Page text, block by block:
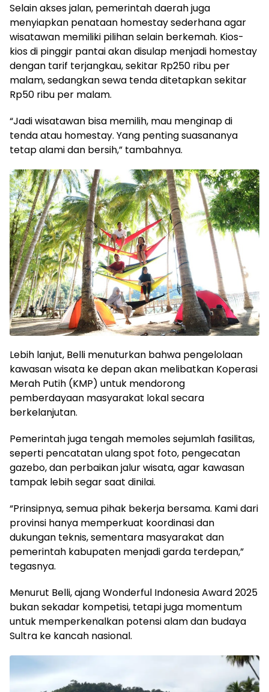
Selain akses jalan, pemerintah daerah juga
menyiapkan penataan homestay sederhana agar
wisatawan memiliki pilihan selain berkemah. Kios-
kios di pinggir pantai akan disulap menjadi homestay
dengan tarif terjangkau, sekitar Rp250 ribu per
malam, sedangkan sewa tenda ditetapkan sekitar
Rp50 ribu per malam.
“Jadi wisatawan bisa memilih, mau menginap di
tenda atau homestay. Yang penting suasananya
tetap alami dan bersih,” tambahnya.
Lebih lanjut, Belli menuturkan bahwa pengelolaan
kawasan wisata ke depan akan melibatkan Koperasi
Merah Putih (KMP) untuk mendorong
pemberdayaan masyarakat lokal secara
berkelanjutan.
Pemerintah juga tengah memoles sejumlah fasilitas,
seperti pencatatan ulang spot foto, pengecatan
gazebo, dan perbaikan jalur wisata, agar kawasan
tampak lebih segar saat dinilai.
“Prinsipnya, semua pihak bekerja bersama. Kami dari
provinsi hanya memperkuat koordinasi dan
dukungan teknis, sementara masyarakat dan
pemerintah kabupaten menjadi garda terdepan,”
tegasnya.
Menurut Belli, ajang Wonderful Indonesia Award 2025
bukan sekadar kompetisi, tetapi juga momentum
untuk memperkenalkan potensi alam dan budaya
Sultra ke kancah nasional.